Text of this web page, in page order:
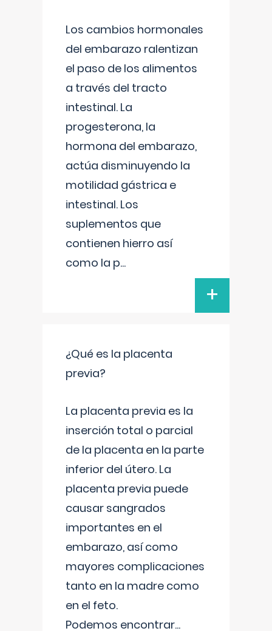
Los cambios hormonales
del embarazo ralentizan
el paso de los alimentos
a través del tracto
intestinal. La
progesterona, la
hormona del embarazo,
actúa disminuyendo la
motilidad gástrica e
intestinal. Los
suplementos que
contienen hierro así
como la p...
+
¿Qué es la placenta
previa?
La placenta previa es la
inserción total o parcial
de la placenta en la parte
inferior del útero. La
placenta previa puede
causar sangrados
importantes en el
embarazo, así como
mayores complicaciones
tanto en la madre como
en el feto.
Podemos encontrar...